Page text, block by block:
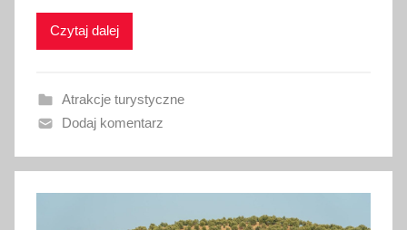
i
a
n
6
l
Czytaj dalej
Atrakcje turystyczne
Dodaj komentarz